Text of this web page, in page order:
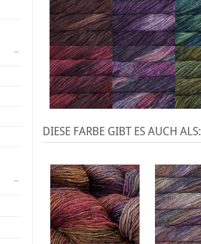
DIESE FARBE GIBT ES AUCH ALS: